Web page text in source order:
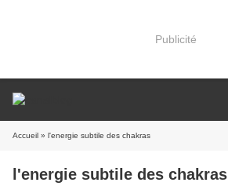
Publicité
Accueil » l'energie subtile des chakras
l'energie subtile des chakras